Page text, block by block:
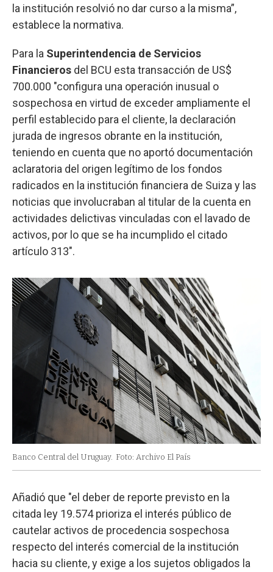
la institución resolvió no dar curso a la misma”,
establece la normativa.
Para la Superintendencia de Servicios
Financieros del BCU esta transacción de US$
700.000 "configura una operación inusual o
sospechosa en virtud de exceder ampliamente el
perfil establecido para el cliente, la declaración
jurada de ingresos obrante en la institución,
teniendo en cuenta que no aportó documentación
aclaratoria del origen legítimo de los fondos
radicados en la institución financiera de Suiza y las
noticias que involucraban al titular de la cuenta en
actividades delictivas vinculadas con el lavado de
activos, por lo que se ha incumplido el citado
artículo 313".
Banco Central del Uruguay. Foto: Archivo El País
Añadió que "el deber de reporte previsto en la
citada ley 19.574 prioriza el interés público de
cautelar activos de procedencia sospechosa
respecto del interés comercial de la institución
hacia su cliente, y exige a los sujetos obligados la